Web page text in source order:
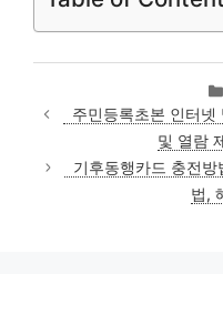
주민등록초본 인터
및 열람
기후동행카드 충전
법,